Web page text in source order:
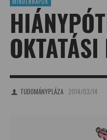
TUDOMÁNYPLÁZA 2014/03/14